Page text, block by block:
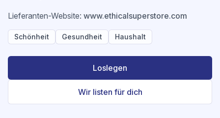
Lieferanten-Website: www.ethicalsuperstore.com
Schönheit Gesundheit Haushalt
Loslegen
Wir listen für dich